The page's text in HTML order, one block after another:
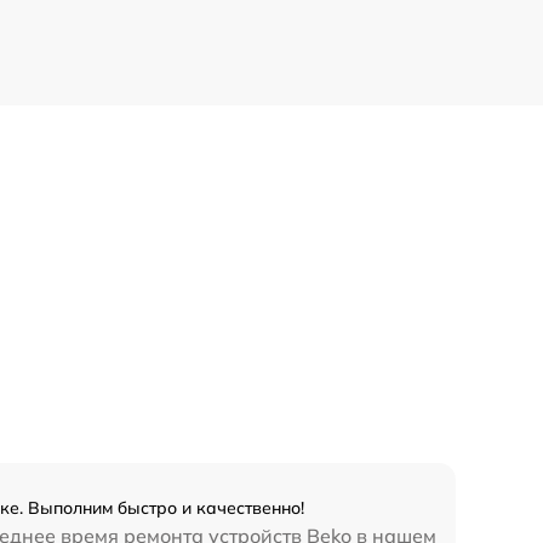
Выполним быстро и качественно!
время ремонта устройств Beko в нашем